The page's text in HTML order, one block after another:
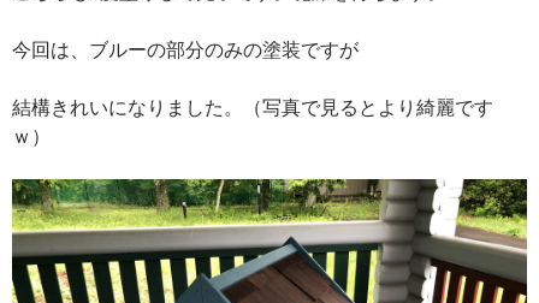
今回は、ブルーの部分のみの塗装ですが
結構きれいになりました。（写真で見るとより綺麗です
ｗ）